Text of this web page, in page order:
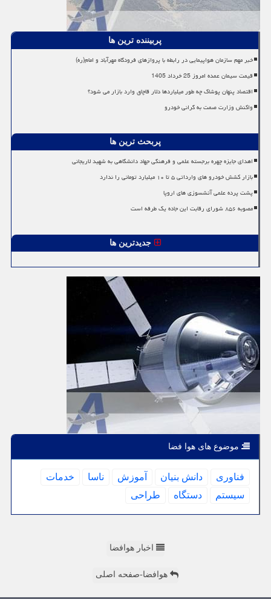
پربیننده ترین ها
خبر مهم سازمان هواپیمایی در رابطه با پروازهای فرودگاه مهرآباد و امام(ره)
قیمت سیمان عمده امروز 25 خرداد 1405
اقتصاد پنهان پوشاک چه طور میلیاردها دلار قاچاق وارد بازار می شود؟
واکنش وزارت صمت به گرانی خودرو
پربحث ترین ها
اهدای جایزه چهره برجسته علمی و فرهنگی جهاد دانشگاهی به شهید لاریجانی
بازار کشش خودرو های وارداتی ۵ تا ۱۰ میلیارد تومانی را ندارد
پشت پرده علمی آتشسوزی های اروپا
مصوبه ۸۵۶ شورای رقابت این جاده یک طرفه است
جدیدترین ها
موضوع های هوا فضا
فناوری دانش بنیان آموزش ناسا
خدمات
سیستم
دستگاه طراحی
اخبار هوافضا
هوافضا-صفحه اصلی